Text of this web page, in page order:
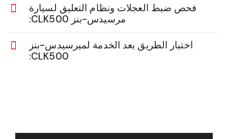
فحص ضبط العجلات ونظام التعليق لسيارة
مرسيدس-بنز CLK500:
اختبار الطريق بعد الخدمة لميرسيدس-بنز
CLK500: